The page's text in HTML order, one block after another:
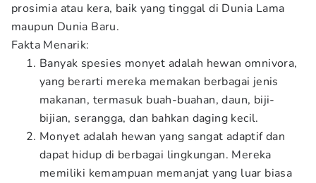
prosimia atau kera, baik yang tinggal di Dunia Lama
maupun Dunia Baru.
Fakta Menarik:
Banyak spesies monyet adalah hewan omnivora,
yang berarti mereka memakan berbagai jenis
makanan, termasuk buah-buahan, daun, biji-
bijian, serangga, dan bahkan daging kecil.
Monyet adalah hewan yang sangat adaptif dan
dapat hidup di berbagai lingkungan. Mereka
memiliki kemampuan memanjat yang luar biasa